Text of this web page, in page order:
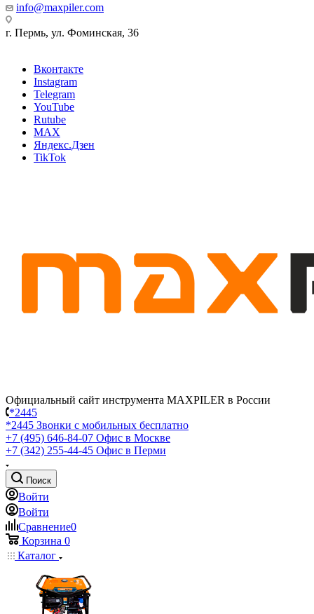
info@maxpiler.com
г. Пермь, ул. Фоминская, 36
Вконтакте
Instagram
Telegram
YouTube
Rutube
MAX
Яндекс.Дзен
TikTok
Официальный сайт инструмента MAXPILER в России
*2445
*2445 Звонки с мобильных бесплатно
+7 (495) 646-84-07 Офис в Москве
+7 (342) 255-44-45 Офис в Перми
Поиск
Войти
Войти
Сравнение0
Корзина 0
Каталог